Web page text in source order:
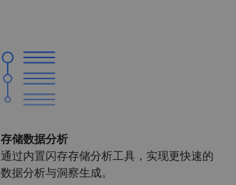
存储数据分析
通过内置闪存存储分析工具，实现更快速的
数据分析与洞察生成。